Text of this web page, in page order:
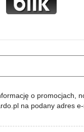
o promocjach,
na podany adres